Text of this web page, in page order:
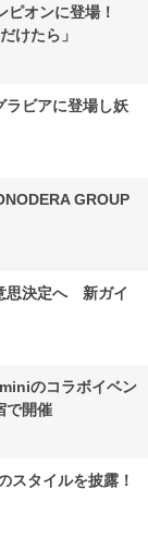
ピオンに登場！
けたら」
ラビアに登場し妖
GROUP
思決定へ 新ガイ
のコラボイベン
で開催
スタイルを披露！